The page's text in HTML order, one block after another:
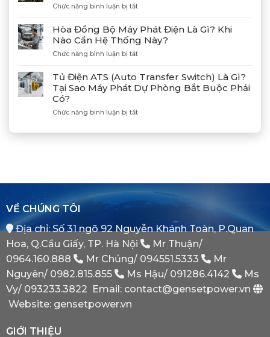
Cảng
Nối
Tác
Cùng
Tân
Giám
Mitsubishi
Heavy
Industries
Khẳng
Vị
Của
Bình
Minh
Chức năng bình luận bị tắtở
Dẫn
Xả
Gió
(Air)
Phát
Bị
Dầu
Xác
Hòa Đồng Bộ Máy Phát Điện Là Gì? Khi
Nào Cần Hệ Thống Này?
Chức năng bình luận bị tắtở
Đồng
Bộ
Máy
Điện
Tủ Điện ATS (Auto Transfer Switch) Là Gì?
Tại Sao Máy Phát Dự Phòng Bắt Buộc Phải
Có?
Chức năng bình luận bị tắtở
Điện
Sao
Phát
Dự
Phòng
Bắt
Phải
Có?
VỀ CHÚNG TÔI
Địa chỉ: Số 31 ngõ 92 Nguyễn Khánh Toàn, P.Quan
Hoa, Q.Cầu Giấy, TP. Hà Nội
Mr Thuận/
0964.160.888
Mr Chủng/ 094551.5333
Mr
Nguyên/ 0982.815.855 Ms Hậu/ 091286.4142
Ms
Vy/ 093233.3822 Email: contact@gensetpower.vn
Website: gensetpower.vn
GIỚI THIỆU